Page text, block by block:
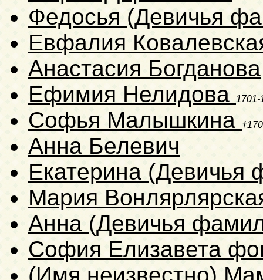
Федосья (Девичья
Евфалия
Анастасия Богданова
Ефимия Нелидова
1701-
Софья Малышкина
Анна Белевич
Екатерина (Девичья
Мария
Анна (Девичья
София Елизавета
(Имя неизвестно)